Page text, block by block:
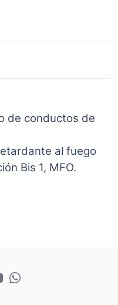
de conductos de
al fuego
Bis 1, MFO.